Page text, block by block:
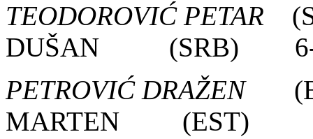
TEODOROVIĆ PETAR
DUŠAN (SRB) 6-
PETROVIĆ DRAŽEN
MARTEN (EST)